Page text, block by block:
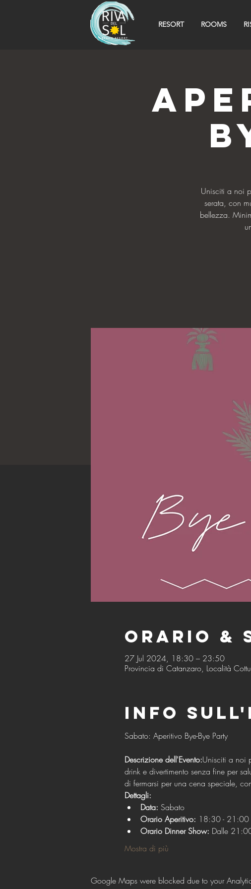
RESORT ROOMS
Unisciti a noi
serata, con
bellezza.
Orario &
27 Jul 2024, 18:30 – 23:50
Provincia di Catanzaro, Località
Info
Sabato: Aperitivo Bye-Bye Party
Descrizione dell'Evento:Unisciti a noi
drink e divertimento senza fine per
di fermarsi per una cena speciale,
Dettagli:
Data: Sabato
Orario Aperitivo: 18:30 - 21:00
Orario Dinner Show: Dalle
Mostra di più
Google Maps were blocked due to your